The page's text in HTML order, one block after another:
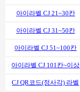
아이라벨 CJ 21~30칸
아이라벨 CJ 31~50칸
아이라벨 CJ 51~100칸
아이라벨 CJ 101칸~이상
CJ QR코드(정사각) 라벨